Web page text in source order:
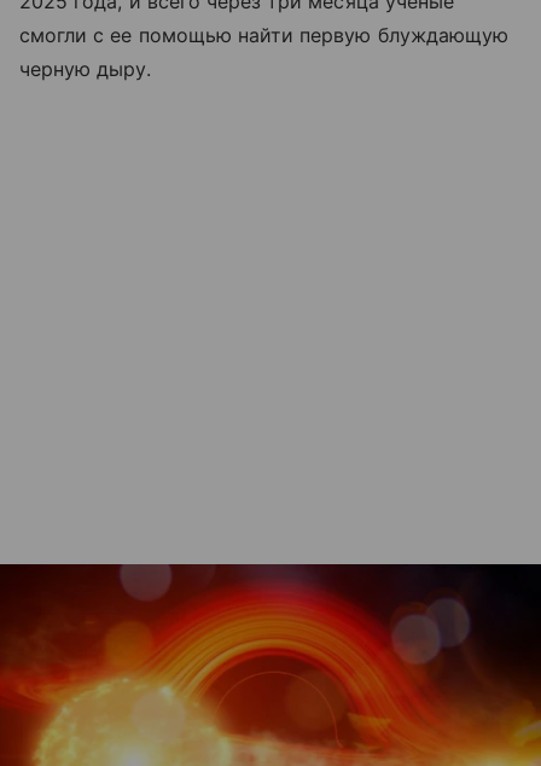
смогли с ее помощью найти первую блуждающую
черную дыру.